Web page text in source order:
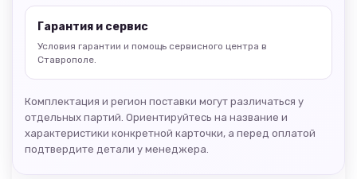
Гарантия и сервис
Условия гарантии и помощь сервисного центра в
Ставрополе.
Комплектация и регион поставки могут различаться у
отдельных партий. Ориентируйтесь на название и
характеристики конкретной карточки, а перед оплатой
подтвердите детали у менеджера.